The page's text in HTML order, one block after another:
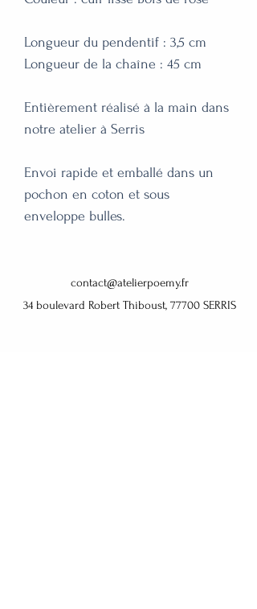
Longueur du pendentif : 3,5 cm
Longueur de la chaîne : 45 cm
Entièrement réalisé à la main dans
notre atelier à Serris
Envoi rapide et emballé dans un
pochon en coton et sous
enveloppe bulles.
contact@atelierpoemy.fr
34 boulevard Robert Thiboust, 77700 SERRIS